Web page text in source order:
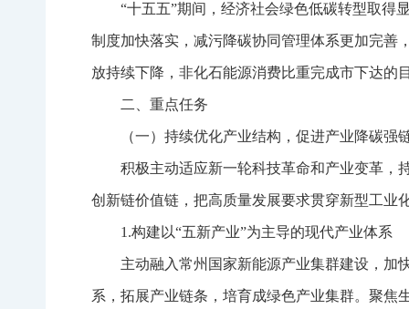
“十五五”期间，经济社会绿色低碳转型取得
制度加快落实，减污降碳协同管理体系更加完善
放持续下降，非化石能源消费比重完成市下达的
二、重点任务
（一）持续优化产业结构，促进产业降碳强
积极主动适应新一轮科技革命和产业变革，
创新链价值链，把高质量发展要求贯穿新型工业
1.构建以“五新产业”为主导的现代产业体系
主动融入常州国家新能源产业集群建设，加
系，拓展产业链条，培育成绿色产业集群。聚焦